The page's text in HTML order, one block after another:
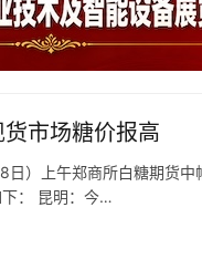
市场糖价报高
日）上午郑商所白糖期货
： 昆明：今…